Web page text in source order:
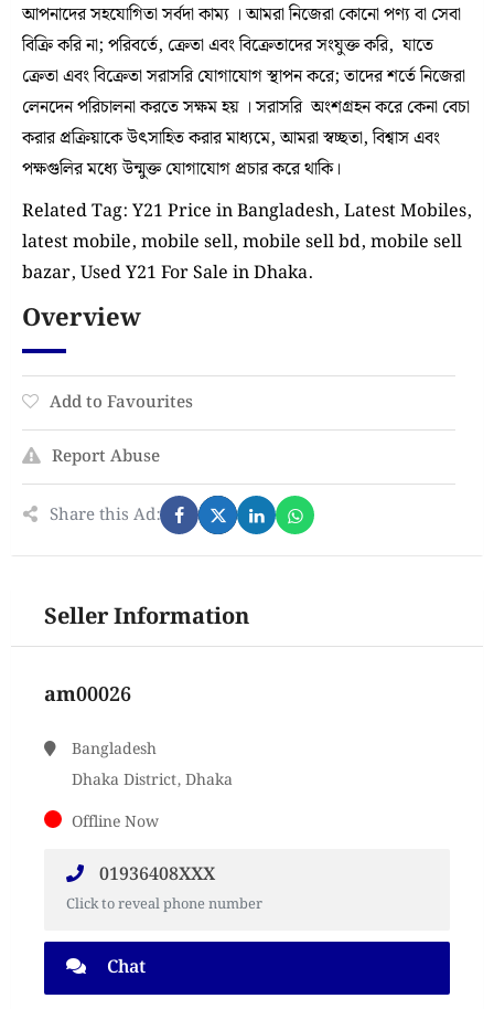
আপনাদের সহযোগিতা সর্বদা কাম্য । আমরা নিজেরা কোনো পণ্য বা সেবা
বিক্রি করি না; পরিবর্তে, ক্রেতা এবং বিক্রেতাদের সংযুক্ত করি, যাতে
ক্রেতা এবং বিক্রেতা সরাসরি যোগাযোগ স্থাপন করে; তাদের শর্তে নিজেরা
লেনদেন পরিচালনা করতে সক্ষম হয় । সরাসরি অংশগ্রহন করে কেনা বেচা
করার প্রক্রিয়াকে উৎসাহিত করার মাধ্যমে, আমরা স্বচ্ছতা, বিশ্বাস এবং
পক্ষগুলির মধ্যে উন্মুক্ত যোগাযোগ প্রচার করে থাকি।
Related Tag: Y21 Price in Bangladesh, Latest Mobiles,
latest mobile, mobile sell, mobile sell bd, mobile sell
bazar, Used Y21 For Sale in Dhaka.
Overview
Add to Favourites
Report Abuse
Share this Ad:
Seller Information
am00026
Bangladesh
Dhaka District, Dhaka
Offline Now
01936408XXX
Click to reveal phone number
Chat